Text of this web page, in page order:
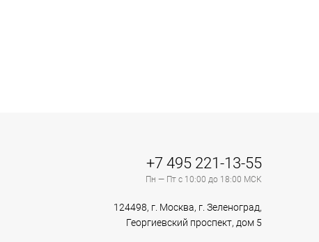
+7 495 221-13-55
Пн — Пт с 10:00 до 18:00 МСК
124498, г. Москва, г. Зеленоград,
Георгиевский проспект, дом 5